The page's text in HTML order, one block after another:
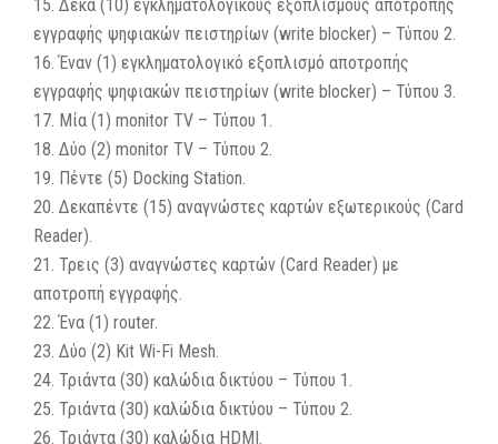
15. Δέκα (10) εγκληματολογικούς εξοπλισμούς αποτροπής
εγγραφής ψηφιακών πειστηρίων (write blocker) – Τύπου 2.
16. Έναν (1) εγκληματολογικό εξοπλισμό αποτροπής
εγγραφής ψηφιακών πειστηρίων (write blocker) – Τύπου 3.
17. Μία (1) monitor TV – Τύπου 1.
18. Δύο (2) monitor TV – Τύπου 2.
19. Πέντε (5) Docking Station.
20. Δεκαπέντε (15) αναγνώστες καρτών εξωτερικούς (Card
Reader).
21. Τρεις (3) αναγνώστες καρτών (Card Reader) με
αποτροπή εγγραφής.
22. Ένα (1) router.
23. Δύο (2) Kit Wi-Fi Mesh.
24. Τριάντα (30) καλώδια δικτύου – Τύπου 1.
25. Τριάντα (30) καλώδια δικτύου – Τύπου 2.
26. Τριάντα (30) καλώδια HDMI.